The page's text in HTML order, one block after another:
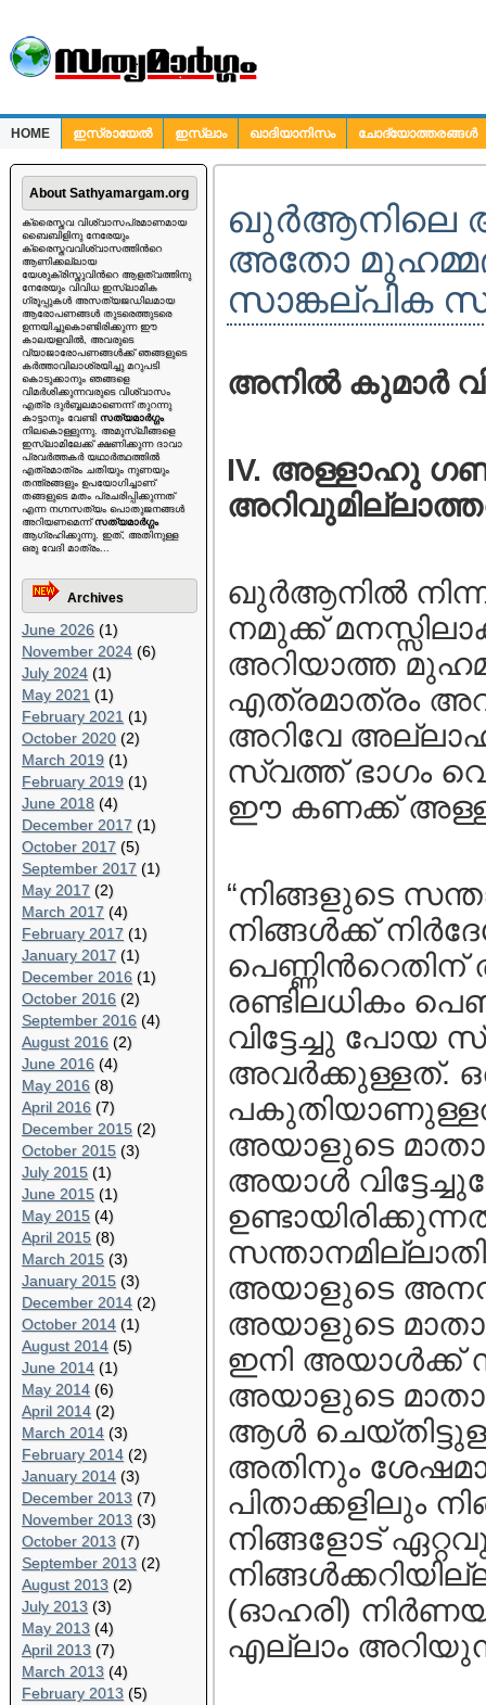
HOME ഇസ്രായേല്‍ ഇസ്ലാം ഖാദിയാനിസം
ചോദ്യോത്തരങ്ങള്‍
ചോദ്യങ്ങള്‍
About Sathyamargam.org
ക്രൈസ്തവ വിശ്വാസപ്രമാണമായ
ബൈബിളിനു നേരേയും
ക്രൈസ്തവവിശ്വാസത്തിന്‍റെ
ആണിക്കല്ലായ
യേശുക്രിസ്തുവിന്‍റെ ആളത്വത്തിനു
നേരേയും വിവിധ ഇസ്ലാമിക
ഗ്രൂപ്പുകള്‍ അസത്യജഡിലമായ
ആരോപണങ്ങള്‍ തുടരെത്തുടരെ
ഉന്നയിച്ചുകൊണ്ടിരിക്കുന്ന ഈ
കാലയളവില്‍, അവരുടെ
വ്യാജാരോപണങ്ങള്‍ക്ക് ഞങ്ങളുടെ
കര്‍ത്താവിലാശ്രയിച്ചു മറുപടി
കൊടുക്കാനും ഞങ്ങളെ
വിമര്‍ശിക്കുന്നവരുടെ വിശ്വാസം
എത്ര ദുര്‍ബ്ബലമാണെന്ന് തുറന്നു
കാട്ടാനും വേണ്ടി സത്യമാര്‍ഗ്ഗം
നിലകൊള്ളുന്നു. അമുസ്ലീങ്ങളെ
ഇസ്ലാമിലേക്ക് ക്ഷണിക്കുന്ന ദാവാ
പ്രവര്‍ത്തകര്‍ യഥാര്‍ത്ഥത്തില്‍
എത്രമാത്രം ചതിയും നുണയും
തന്ത്രങ്ങളും ഉപയോഗിച്ചാണ്
തങ്ങളുടെ മതം പ്രചരിപ്പിക്കുന്നത്
എന്ന നഗ്നസത്യം പൊതുജനങ്ങള്‍
അറിയണമെന്ന്സത്യമാര്‍ഗ്ഗം
ആഗ്രഹിക്കുന്നു. ഇത്, അതിനുള്ള
ഒരു വേദി മാത്രം...
Archives
June 2026 (1)
November 2024 (6)
July 2024 (1)
May 2021 (1)
February 2021 (1)
October 2020 (2)
March 2019 (1)
February 2019 (1)
June 2018 (4)
December 2017 (1)
October 2017 (5)
September 2017 (1)
May 2017 (2)
March 2017 (4)
February 2017 (1)
January 2017 (1)
December 2016 (1)
October 2016 (2)
September 2016 (4)
August 2016 (2)
June 2016 (4)
May 2016 (8)
April 2016 (7)
December 2015 (2)
October 2015 (3)
July 2015 (1)
June 2015 (1)
May 2015 (4)
April 2015 (8)
March 2015 (3)
January 2015 (3)
December 2014 (2)
October 2014 (1)
August 2014 (5)
June 2014 (1)
May 2014 (6)
April 2014 (2)
March 2014 (3)
February 2014 (2)
January 2014 (3)
December 2013 (7)
November 2013 (3)
October 2013 (7)
September 2013 (2)
August 2013 (2)
July 2013 (3)
May 2013 (4)
April 2013 (7)
March 2013 (4)
February 2013 (5)
ഖുര്‍ആനിലെ
അതോ
സാങ്കല്പിക
അനില്‍ കുമാര്‍
IV. അള്ളാഹു
ഖുര്‍ആനില്‍
നമുക്ക്‌
അറിയാത്ത
എത്രമാത്രം
അറിവേ
സ്വത്ത് ഭാഗം
ഈ കണക്ക്
“നിങ്ങളുടെ
നിങ്ങള്‍ക്ക്‌
രണ്ടിലധികം
വിട്ടേച്ചു പോയ
അവര്‍ക്കുള്ളത്‌.
അയാളുടെ
അയാള്‍
അയാളുടെ
അയാളുടെ
ഇനി അയാള്‍ക്ക്‌
അയാളുടെ
ആള്‍
അതിനും
പിതാക്കളിലും
നിങ്ങളോട്‌
(ഓഹരി)
എല്ലാം